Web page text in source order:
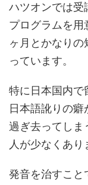
ハツオンでは受
プログラムを
ヶ月とかなり
っています。
特に日本国内で
日本語訛りの
過ぎ去ってしま
人が少なくあり
発音を治すこと